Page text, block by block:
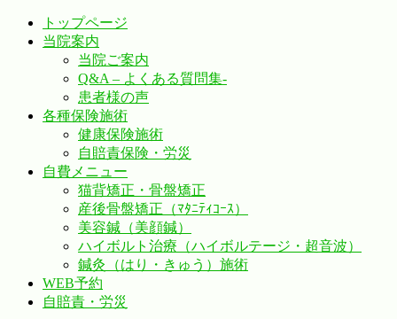
トップページ
当院案内
当院ご案内
Q&A – よくある質問集-
患者様の声
各種保険施術
健康保険施術
自賠責保険・労災
自費メニュー
猫背矯正・骨盤矯正
産後骨盤矯正（ﾏﾀﾆﾃｨｺｰｽ）
美容鍼（美顔鍼）
ハイボルト治療（ハイボルテージ・超音波）
鍼灸（はり・きゅう）施術
WEB予約
自賠責・労災